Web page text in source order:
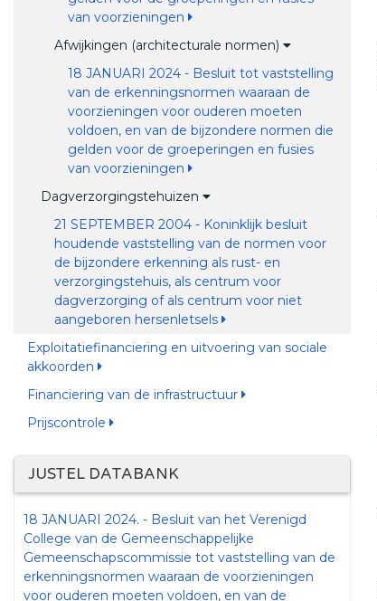
van voorzieningen
Afwijkingen (architecturale normen)
18 JANUARI 2024 - Besluit tot vaststelling
van de erkenningsnormen waaraan de
voorzieningen voor ouderen moeten
voldoen, en van de bijzondere normen die
gelden voor de groeperingen en fusies
van voorzieningen
Dagverzorgingstehuizen
21 SEPTEMBER 2004 - Koninklijk besluit
houdende vaststelling van de normen voor
de bijzondere erkenning als rust- en
verzorgingstehuis, als centrum voor
dagverzorging of als centrum voor niet
aangeboren hersenletsels
Exploitatiefinanciering en uitvoering van sociale
akkoorden
Financiering van de infrastructuur
Prijscontrole
JUSTEL DATABANK
18 JANUARI 2024. - Besluit van het Verenigd
College van de Gemeenschappelijke
Gemeenschapscommissie tot vaststelling van de
erkenningsnormen waaraan de voorzieningen
voor ouderen moeten voldoen, en van de